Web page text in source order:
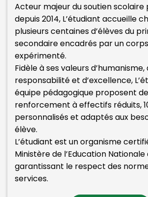
Acteur majeur du soutien scolaire
depuis 2014, L’étudiant accueille
plusieurs centaines d’élèves du
secondaire encadrés par un
expérimenté.
Fidèle à ses valeurs d’humanisme,
responsabilité et d’excellence,
équipe pédagogique proposent
renforcement à effectifs réduits,
personnalisés et adaptés aux
élève.
L’étudiant est un organisme
Ministère de l’Education Nationale
garantissant le respect des
services.